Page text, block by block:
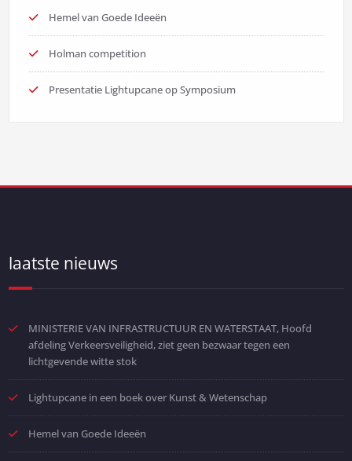
Hemel van Goede Ideeën
Holman competition
Presentatie Lightupcane op Symposium
laatste nieuws
MINISTERIE VAN INFRASTRUCTUUR EN WATERSTAAT, Hoofd
afdeling Verkeersveiligheid, ziet geen bezwaar tegen een
lichtgevende witte stok
Lightupcane in een boek over Kunst & Wetenschap
Hemel van Goede Ideeën